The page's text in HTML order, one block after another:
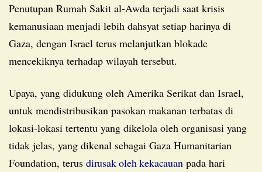
Penutupan Rumah Sakit al-Awda terjadi saat krisis
kemanusiaan menjadi lebih dahsyat setiap harinya di
Gaza, dengan Israel terus melanjutkan blokade
mencekiknya terhadap wilayah tersebut.
Upaya, yang didukung oleh Amerika Serikat dan Israel,
untuk mendistribusikan pasokan makanan terbatas di
lokasi-lokasi tertentu yang dikelola oleh organisasi yang
tidak jelas, yang dikenal sebagai Gaza Humanitarian
Foundation, terus dirusak oleh kekacauan pada hari